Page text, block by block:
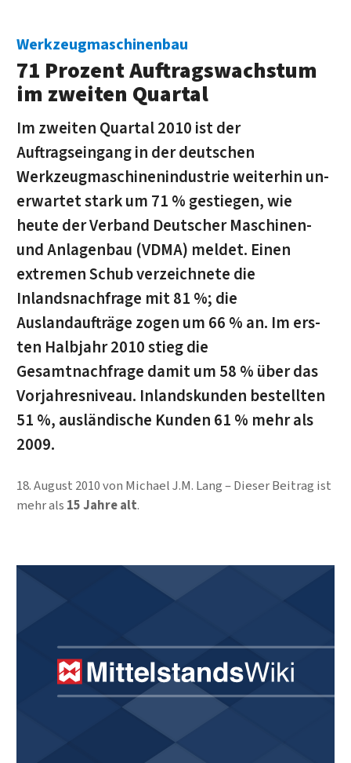
Werkzeugmaschinenbau
71 Prozent Auftragswachstum
im zweiten Quartal
Im zweiten Quartal 2010 ist der
Auftragseingang in der deutschen
Werkzeugmaschinenindustrie weiterhin un­
er­wartet stark um 71 % gestiegen, wie
heute der Verband Deutscher Maschinen-
und Anlagenbau (VDMA) meldet. Einen
extremen Schub verzeichnete die
Inlandsnachfrage mit 81 %; die
Auslandaufträge zogen um 66 % an. Im ers­
ten Halbjahr 2010 stieg die
Gesamtnachfrage damit um 58 % über das
Vorjahresniveau. Inlandskunden be­stell­ten
51 %, ausländische Kunden 61 % mehr als
2009.
18. August 2010von Michael J.M. Lang
Dieser Beitrag ist
mehr als 15 Jahre alt.